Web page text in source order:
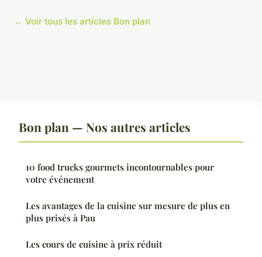
← Voir tous les articles Bon plan
Bon plan — Nos autres articles
10 food trucks gourmets incontournables pour
votre événement
Les avantages de la cuisine sur mesure de plus en
plus prisés à Pau
Les cours de cuisine à prix réduit